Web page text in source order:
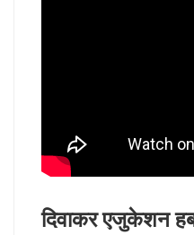
दिवाकर एजुकेशन